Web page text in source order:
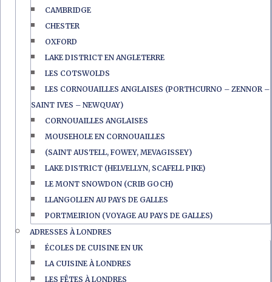
CAMBRIDGE
CHESTER
OXFORD
LAKE DISTRICT EN ANGLETERRE
LES COTSWOLDS
LES CORNOUAILLES ANGLAISES (PORTHCURNO – ZENNOR –
SAINT IVES – NEWQUAY)
CORNOUAILLES ANGLAISES
MOUSEHOLE EN CORNOUAILLES
(SAINT AUSTELL, FOWEY, MEVAGISSEY)
LAKE DISTRICT (HELVELLYN, SCAFELL PIKE)
LE MONT SNOWDON (CRIB GOCH)
LLANGOLLEN AU PAYS DE GALLES
PORTMEIRION (VOYAGE AU PAYS DE GALLES)
ADRESSES À LONDRES
ÉCOLES DE CUISINE EN UK
LA CUISINE À LONDRES
LES FÊTES À LONDRES